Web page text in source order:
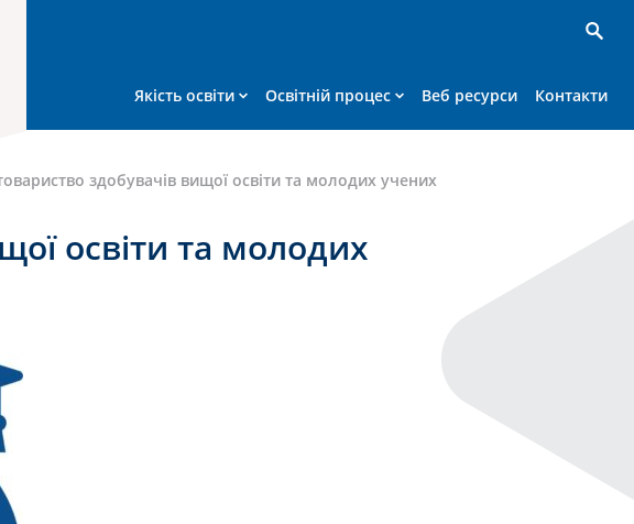
Якість освіти Освітній процес Веб ресурси Контакти
здобувачів вищої освіти та молодих учених
освіти та молодих